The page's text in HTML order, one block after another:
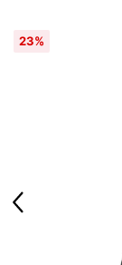
23%